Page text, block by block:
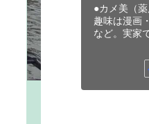
●カメ美（薬
趣味は漫画
など。実家